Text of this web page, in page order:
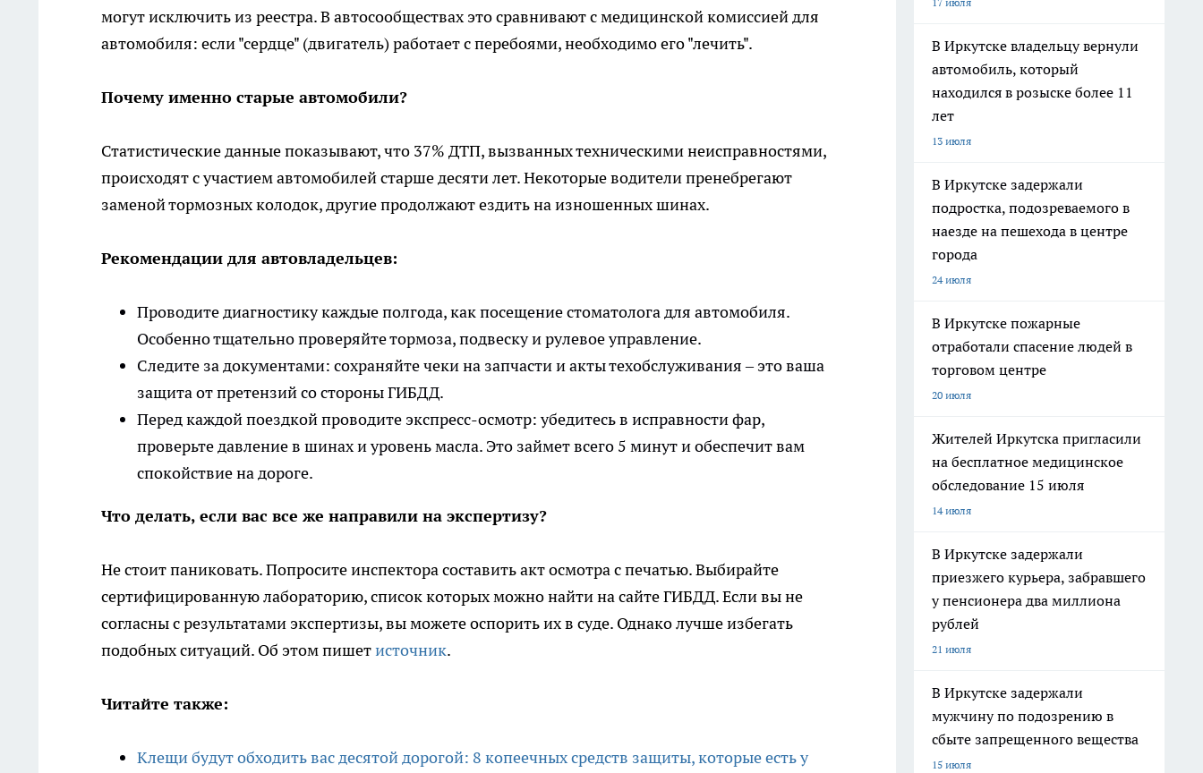
могут исключить из реестра. В автосообществах это сравнивают с медицинской комиссией для
автомобиля: если "сердце" (двигатель) работает с перебоями, необходимо его "лечить".
Почему именно старые автомобили?
Статистические данные показывают, что 37% ДТП, вызванных техническими неисправностями,
происходят с участием автомобилей старше десяти лет. Некоторые водители пренебрегают
заменой тормозных колодок, другие продолжают ездить на изношенных шинах.
Рекомендации для автовладельцев:
Проводите диагностику каждые полгода, как посещение стоматолога для автомобиля.
Особенно тщательно проверяйте тормоза, подвеску и рулевое управление.
Следите за документами: сохраняйте чеки на запчасти и акты техобслуживания – это ваша
защита от претензий со стороны ГИБДД.
Перед каждой поездкой проводите экспресс-осмотр: убедитесь в исправности фар,
проверьте давление в шинах и уровень масла. Это займет всего 5 минут и обеспечит вам
спокойствие на дороге.
Что делать, если вас все же направили на экспертизу?
Не стоит паниковать. Попросите инспектора составить акт осмотра с печатью. Выбирайте
сертифицированную лабораторию, список которых можно найти на сайте ГИБДД. Если вы не
согласны с результатами экспертизы, вы можете оспорить их в суде. Однако лучше избегать
подобных ситуаций. Об этом пишетисточник.
Читайте также:
Клещи будут обходить вас десятой дорогой: 8 копеечных средств защиты, которые есть у
В Иркутске владельцу вернули
автомобиль, который
находился в розыске более 11
лет
13 июля
В Иркутске задержали
подростка, подозреваемого в
наезде на пешехода в центре
города
24 июля
В Иркутске пожарные
отработали спасение людей в
торговом центре
20 июля
Жителей Иркутска пригласили
на бесплатное медицинское
обследование 15 июля
14 июля
В Иркутске задержали
приезжего курьера, забравшего
у пенсионера два миллиона
рублей
21 июля
В Иркутске задержали
мужчину по подозрению в
сбыте запрещенного вещества
15 июля